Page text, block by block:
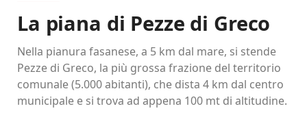
La piana di Pezze di Greco
Nella pianura fasanese, a 5 km dal mare, si stende
Pezze di Greco, la più grossa frazione del territorio
comunale (5.000 abitanti), che dista 4 km dal centro
municipale e si trova ad appena 100 mt di altitudine.